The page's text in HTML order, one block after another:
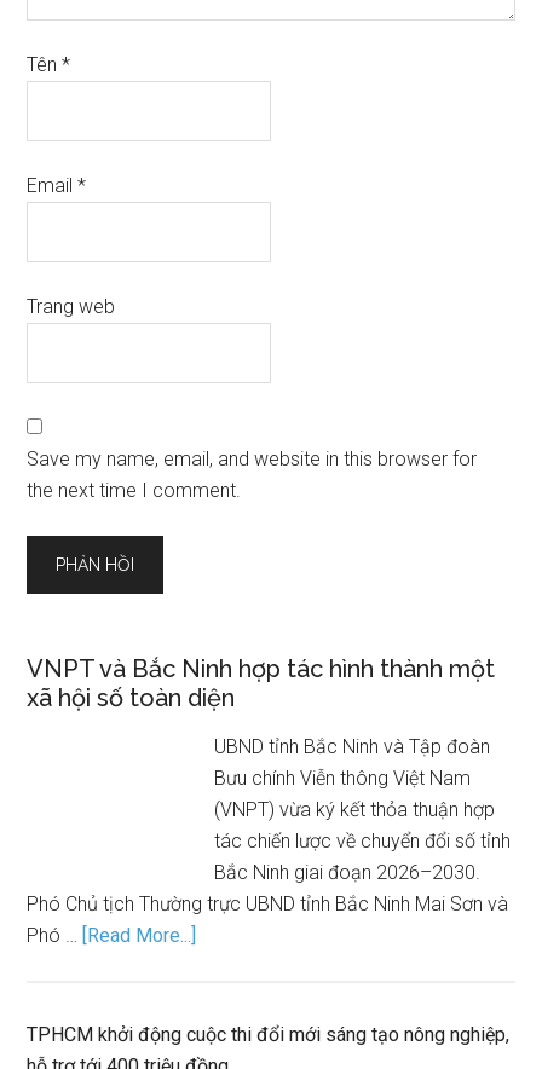
Tên*
Email*
Trang web
Save my name, email, and website in this browser for
the next time I comment.
VNPT và Bắc Ninh hợp tác hình thành một
xã hội số toàn diện
UBND tỉnh Bắc Ninh và Tập đoàn
Bưu chính Viễn thông Việt Nam
(VNPT) vừa ký kết thỏa thuận hợp
tác chiến lược về chuyển đổi số tỉnh
Bắc Ninh giai đoạn 2026–2030.
Phó Chủ tịch Thường trực UBND tỉnh Bắc Ninh Mai Sơn và
Phó … [Read More...]
TPHCM khởi động cuộc thi đổi mới sáng tạo nông nghiệp,